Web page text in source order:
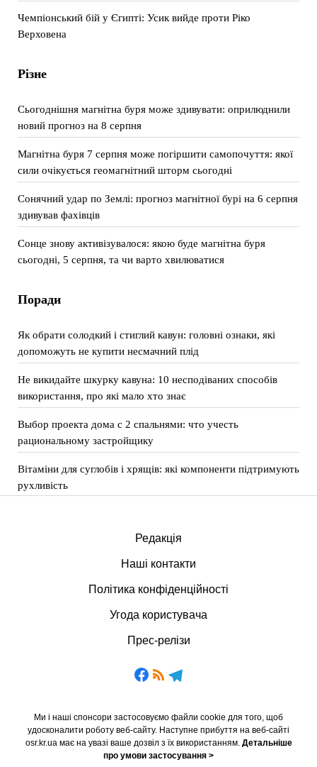
Чемпіонський бій у Єгипті: Усик вийде проти Ріко
Верховена
Різне
Сьогоднішня магнітна буря може здивувати: оприлюднили
новий прогноз на 8 серпня
Магнітна буря 7 серпня може погіршити самопочуття: якої
сили очікується геомагнітний шторм сьогодні
Сонячний удар по Землі: прогноз магнітної бурі на 6 серпня
здивував фахівців
Сонце знову активізувалося: якою буде магнітна буря
сьогодні, 5 серпня, та чи варто хвилюватися
Поради
Як обрати солодкий і стиглий кавун: головні ознаки, які
допоможуть не купити несмачний плід
Не викидайте шкурку кавуна: 10 несподіваних способів
використання, про які мало хто знає
Выбор проекта дома с 2 спальнями: что учесть
рациональному застройщику
Вітаміни для суглобів і хрящів: які компоненти підтримують
рухливість
Редакція
Наші контакти
Політика конфіденційності
Угода користувача
Прес-релізи
Ми і наші спонсори застосовуємо файли cookie для того, щоб
удосконалити роботу веб-сайту. Наступне прибуття на веб-сайті
osr.kr.ua має на увазі ваше дозвіл з їх використанням. Детальніше
про умови застосування >